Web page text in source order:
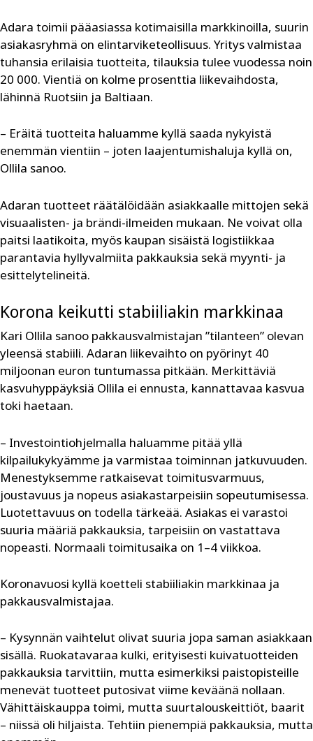
Adara toimii pääasiassa kotimaisilla markkinoilla, suurin
asiakasryhmä on elintarviketeollisuus. Yritys valmistaa
tuhansia erilaisia tuotteita, tilauksia tulee vuodessa noin
20 000. Vientiä on kolme prosenttia liikevaihdosta,
lähinnä Ruotsiin ja Baltiaan.
– Eräitä tuotteita haluamme kyllä saada nykyistä
enemmän vientiin – joten laajentumishaluja kyllä on,
Ollila sanoo.
Adaran tuotteet räätälöidään asiakkaalle mittojen sekä
visuaalisten- ja brändi-ilmeiden mukaan. Ne voivat olla
paitsi laatikoita, myös kaupan sisäistä logistiikkaa
parantavia hyllyvalmiita pakkauksia sekä myynti- ja
esittelytelineitä.
Korona keikutti stabiiliakin markkinaa
Kari Ollila sanoo pakkausvalmistajan ”tilanteen” olevan
yleensä stabiili. Adaran liikevaihto on pyörinyt 40
miljoonan euron tuntumassa pitkään. Merkittäviä
kasvuhyppäyksiä Ollila ei ennusta, kannattavaa kasvua
toki haetaan.
– Investointiohjelmalla haluamme pitää yllä
kilpailukykyämme ja varmistaa toiminnan jatkuvuuden.
Menestyksemme ratkaisevat toimitusvarmuus,
joustavuus ja nopeus asiakastarpeisiin sopeutumisessa.
Luotettavuus on todella tärkeää. Asiakas ei varastoi
suuria määriä pakkauksia, tarpeisiin on vastattava
nopeasti. Normaali toimitusaika on 1–4 viikkoa.
Koronavuosi kyllä koetteli stabiiliakin markkinaa ja
pakkausvalmistajaa.
– Kysynnän vaihtelut olivat suuria jopa saman asiakkaan
sisällä. Ruokatavaraa kulki, erityisesti kuivatuotteiden
pakkauksia tarvittiin, mutta esimerkiksi paistopisteille
menevät tuotteet putosivat viime keväänä nollaan.
Vähittäiskauppa toimi, mutta suurtalouskeittiöt, baarit
– niissä oli hiljaista. Tehtiin pienempiä pakkauksia, mutta